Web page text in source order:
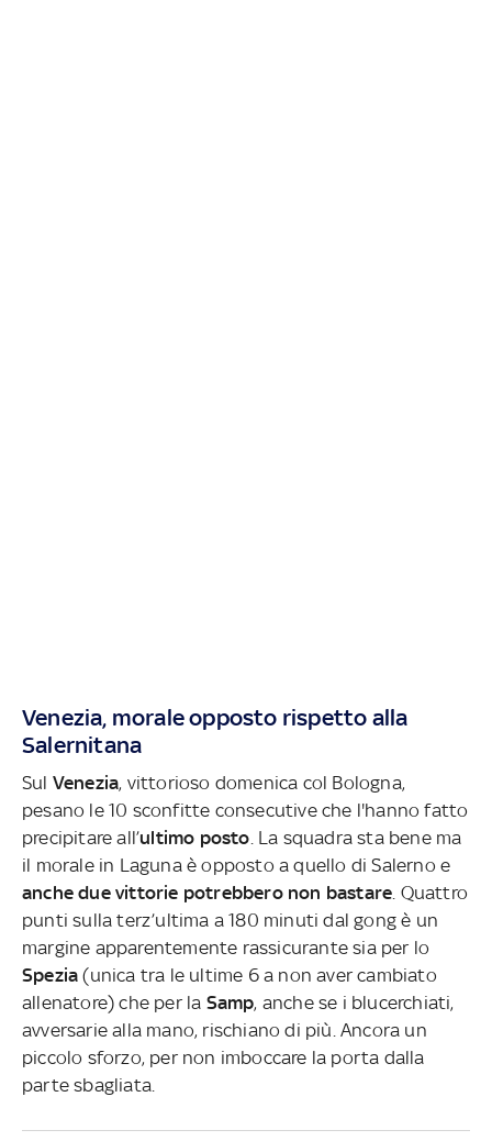
Venezia, morale opposto rispetto alla
Salernitana
Sul Venezia, vittorioso domenica col Bologna,
pesano le 10 sconfitte consecutive che l'hanno fatto
precipitare all’ultimo posto . La squadra sta bene ma
il morale in Laguna è opposto a quello di Salerno e
anche due vittorie potrebbero non bastare Quattro
punti sulla terz’ultima a 180 minuti dal gong è un
margine apparentemente rassicurante sia per lo
Spezia (unica tra le ultime 6 a non aver cambiato
allenatore) che per la Samp, anche se i blucerchiati,
avversarie alla mano, rischiano di più. Ancora un
piccolo sforzo, per non imboccare la porta dalla
parte sbagliata.